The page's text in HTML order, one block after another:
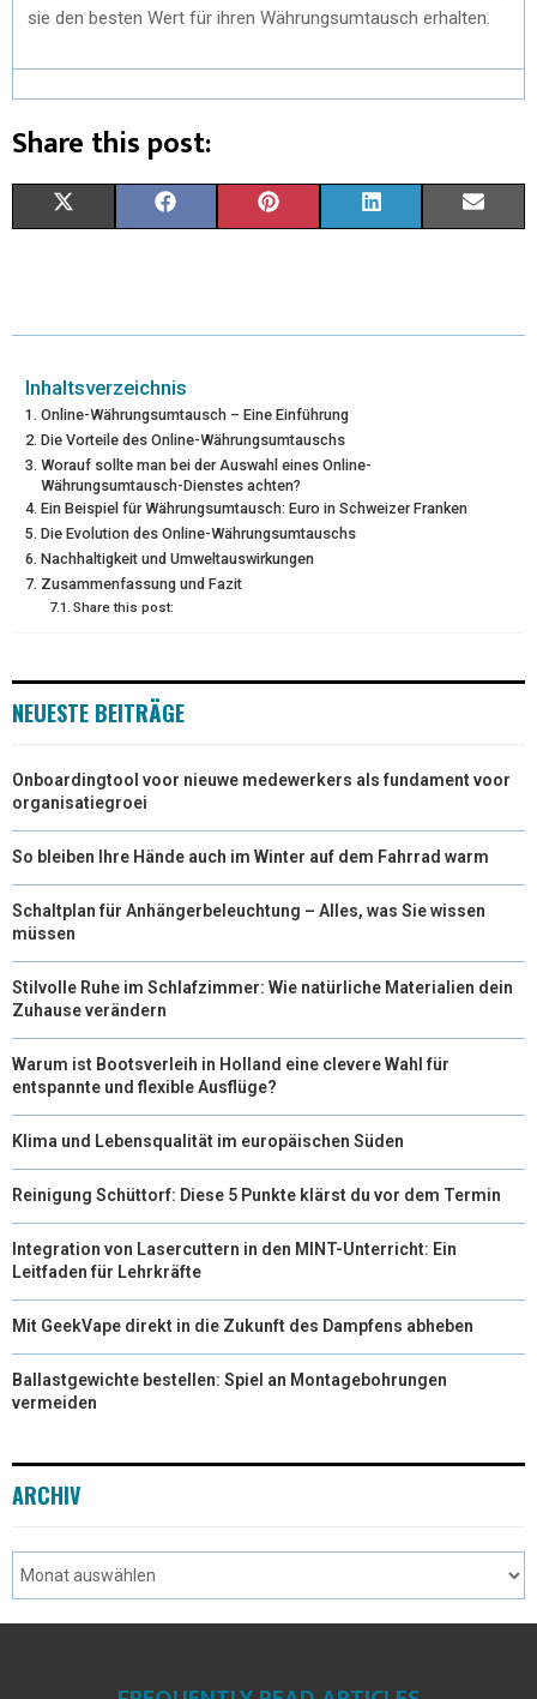
sie den besten Wert für ihren Währungsumtausch erhalten.
Share this post:
W
T
T
E
R
)
E
O
O
K
T
R
E
S
T
K
N
I
Inhaltsverzeichnis
Online-Währungsumtausch – Eine Einführung
Die Vorteile des Online-Währungsumtauschs
Worauf sollte man bei der Auswahl eines Online-
Währungsumtausch-Dienstes achten?
Ein Beispiel für Währungsumtausch: Euro in Schweizer Franken
Die Evolution des Online-Währungsumtauschs
Nachhaltigkeit und Umweltauswirkungen
Zusammenfassung und Fazit
Share this post:
NEUESTE BEITRÄGE
Onboardingtool voor nieuwe medewerkers als fundament voor
organisatiegroei
So bleiben Ihre Hände auch im Winter auf dem Fahrrad warm
Schaltplan für Anhängerbeleuchtung – Alles, was Sie wissen
müssen
Stilvolle Ruhe im Schlafzimmer: Wie natürliche Materialien dein
Zuhause verändern
Warum ist Bootsverleih in Holland eine clevere Wahl für
entspannte und flexible Ausflüge?
Klima und Lebensqualität im europäischen Süden
Reinigung Schüttorf: Diese 5 Punkte klärst du vor dem Termin
Integration von Lasercuttern in den MINT-Unterricht: Ein
Leitfaden für Lehrkräfte
Mit GeekVape direkt in die Zukunft des Dampfens abheben
Ballastgewichte bestellen: Spiel an Montagebohrungen
vermeiden
ARCHIV